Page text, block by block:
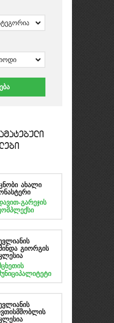
ახალი
გარეჯის
გიორგის